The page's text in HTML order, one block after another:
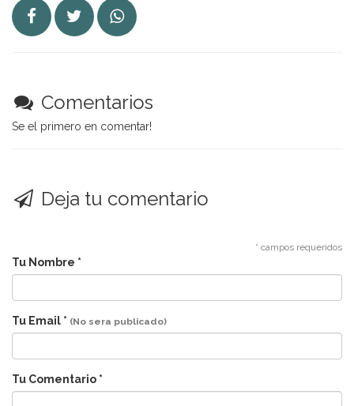
Comentarios
Se el primero en comentar!
Deja tu comentario
* campos requeridos
Tu Nombre *
Tu Email * (No sera publicado)
Tu Comentario *